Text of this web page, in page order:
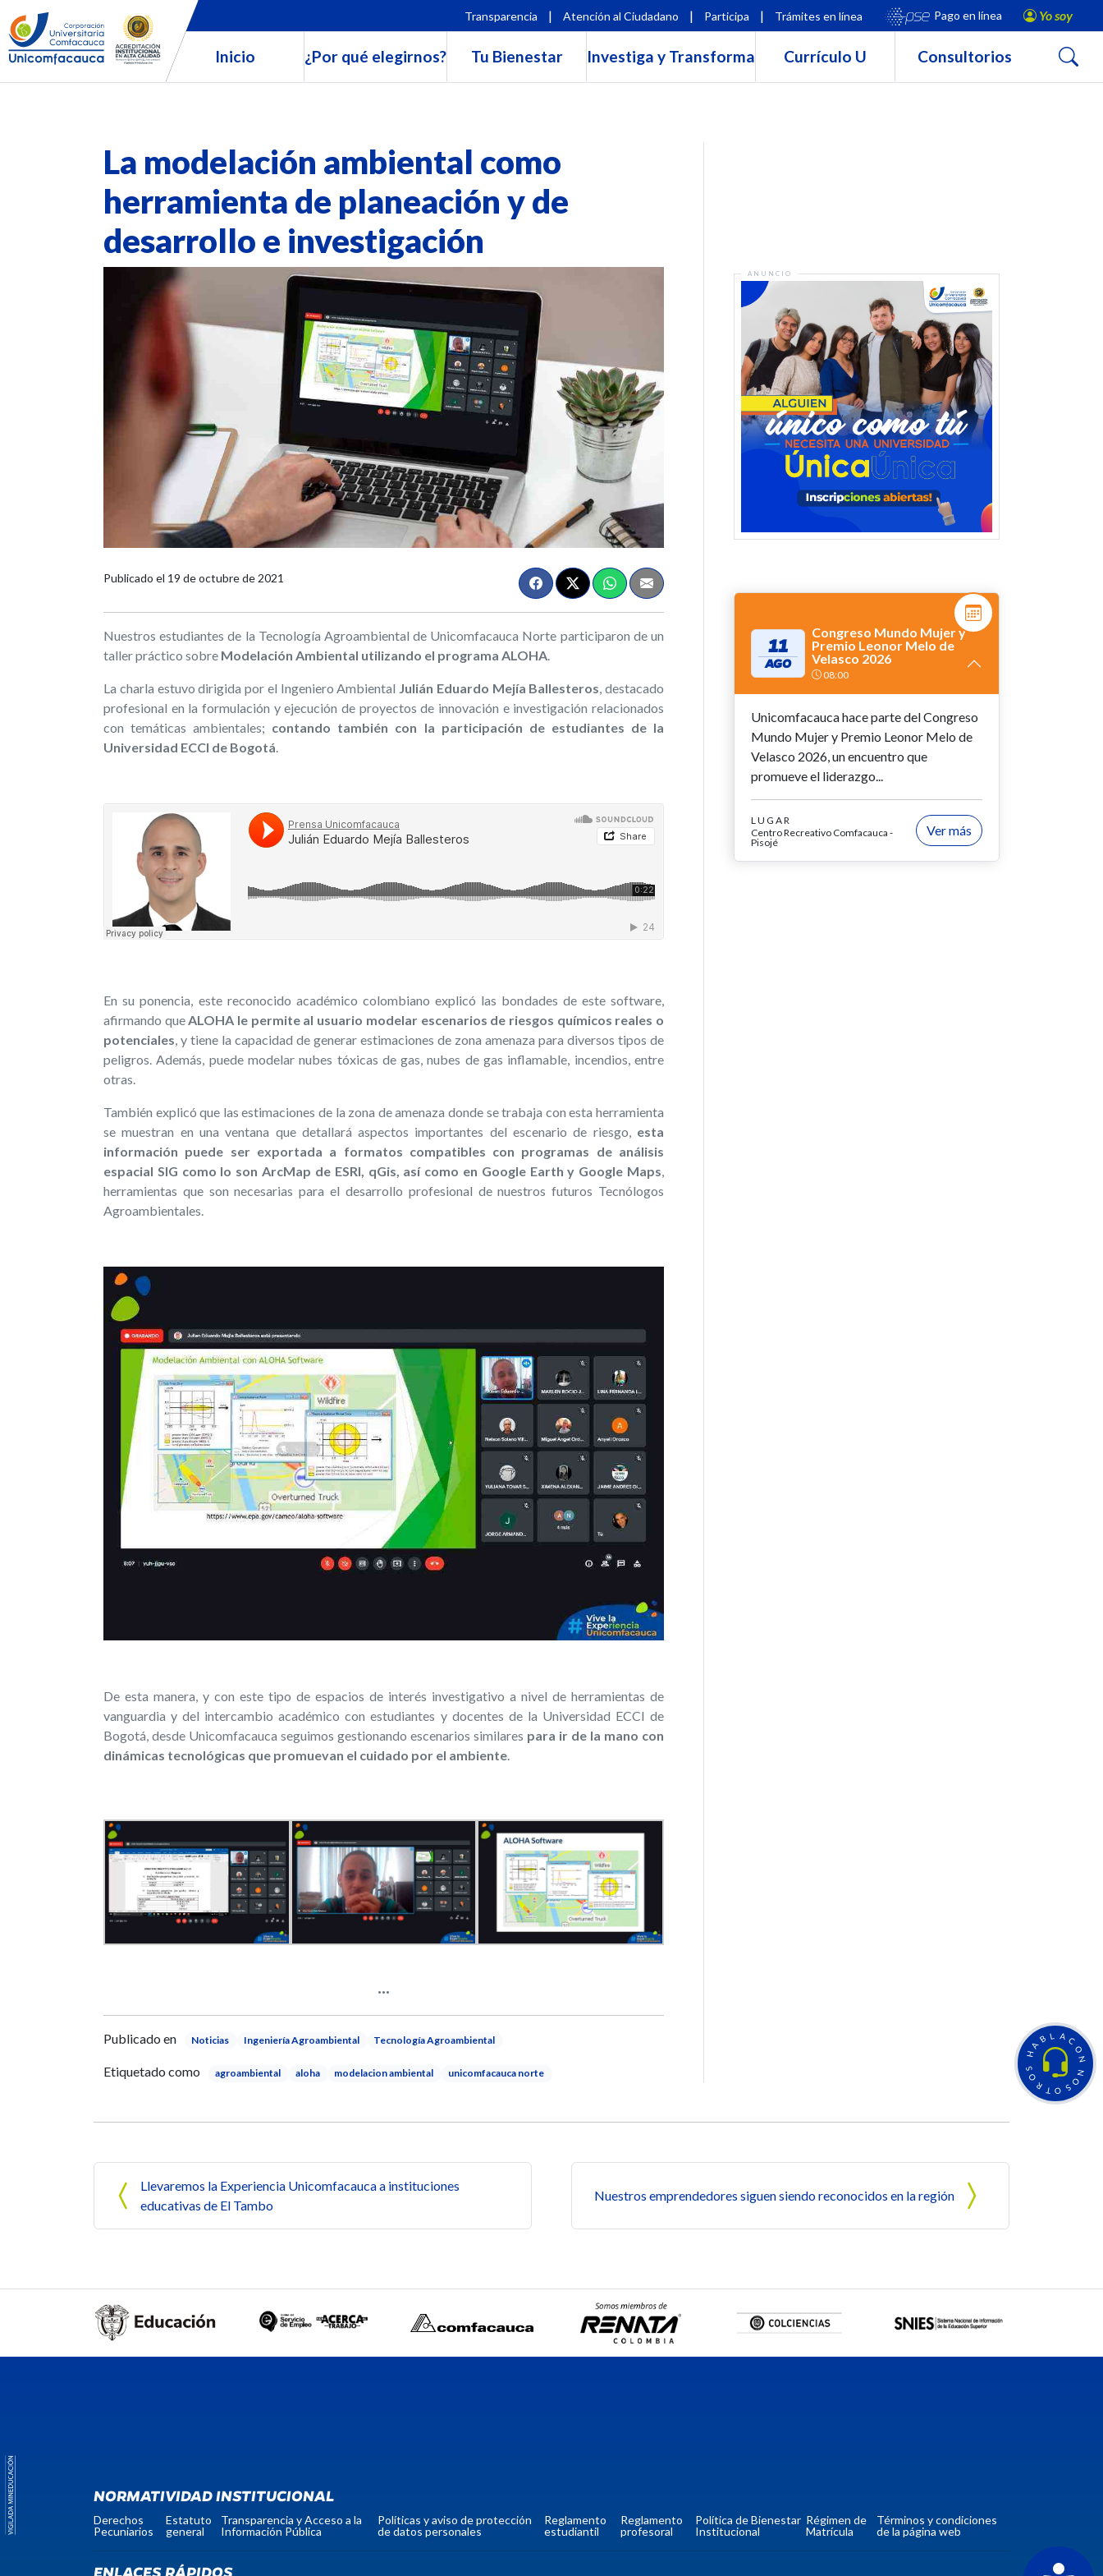
H
A
B L A C
O
N
N
O
S
O
T
R
O
S
Transparencia | Atención al Ciudadano | Participa | Trámites en línea Pago en línea Yo soy
Inicio ¿Por qué elegirnos? Tu Bienestar Investiga y Transforma Currículo U Consultorios Buscar
La modelación ambiental como
herramienta de planeación y de
desarrollo e investigación
Publicado el 19 de octubre de 2021
Nuestros estudiantes de la Tecnología Agroambiental de Unicomfacauca Norte participaron de un
taller práctico sobre Modelación Ambiental utilizando el programa ALOHA
La charla estuvo dirigida por el Ingeniero Ambiental Julián Eduardo Mejía Ballesteros , destacado
profesional en la formulación y ejecución de proyectos de innovación e investigación relacionados
con temáticas ambientales; contando también con la participación de estudiantes de la
Universidad ECCI de Bogotá
En su ponencia, este reconocido académico colombiano explicó las bondades de este software,
afirmando que ALOHA le permite al usuario modelar escenarios de riesgos químicos reales o
potenciales , y tiene la capacidad de generar estimaciones de zona amenaza para diversos tipos de
peligros. Además, puede modelar nubes tóxicas de gas, nubes de gas inflamable, incendios, entre
otras.
También explicó que las estimaciones de la zona de amenaza donde se trabaja con esta herramienta
se muestran en una ventana que detallará aspectos importantes del escenario de riesgo, esta
información puede ser exportada a formatos compatibles con programas de análisis
espacial SIG como lo son ArcMap de ESRI, qGis, así como en Google Earth y Google Maps
herramientas que son necesarias para el desarrollo profesional de nuestros futuros Tecnólogos
Agroambientales.
De esta manera, y con este tipo de espacios de interés investigativo a nivel de herramientas de
vanguardia y del intercambio académico con estudiantes y docentes de la Universidad ECCI de
Bogotá, desde Unicomfacauca seguimos gestionando escenarios similares para ir de la mano con
dinámicas tecnológicas que promuevan el cuidado por el ambiente.
Publicado en Noticias Ingeniería Agroambiental Tecnología Agroambiental
Etiquetado como agroambiental aloha modelacion ambiental unicomfacauca norte
11
AGO
Congreso Mundo Mujer y
Premio Leonor Melo de
Velasco 2026
08:00
Unicomfacauca hace parte del Congreso
Mundo Mujer y Premio Leonor Melo de
Velasco 2026, un encuentro que
promueve el liderazgo...
LUGAR
Centro Recreativo Comfacauca -
Pisojé
Ver más
Navegación de entradas
Llevaremos la Experiencia Unicomfacauca a instituciones
educativas de El Tambo
Nuestros emprendedores siguen siendo reconocidos en la región
NORMATIVIDAD INSTITUCIONAL
Derechos
Pecuniarios
Estatuto
general
Transparencia y Acceso a la
Información Pública
Políticas y aviso de protección
de datos personales
Reglamento
estudiantil
Reglamento
profesoral
Política de Bienestar
Institucional
Régimen de
Matrícula
Términos y condiciones
de la página web
ENLACES RÁPIDOS